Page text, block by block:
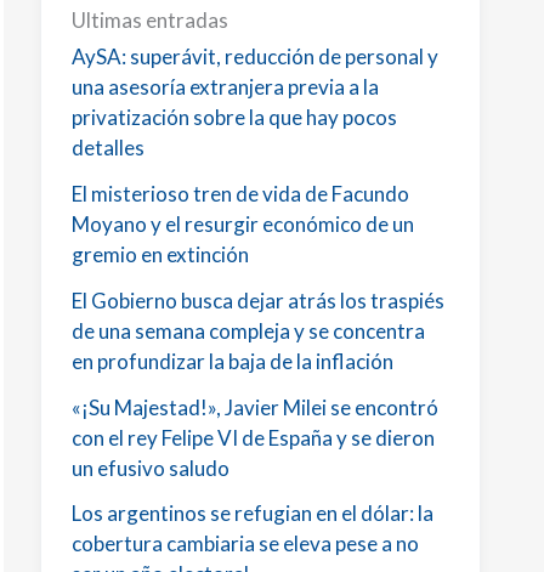
Ultimas entradas
AySA: superávit, reducción de personal y
una asesoría extranjera previa a la
privatización sobre la que hay pocos
detalles
El misterioso tren de vida de Facundo
Moyano y el resurgir económico de un
gremio en extinción
El Gobierno busca dejar atrás los traspiés
de una semana compleja y se concentra
en profundizar la baja de la inflación
«¡Su Majestad!», Javier Milei se encontró
con el rey Felipe VI de España y se dieron
un efusivo saludo
Los argentinos se refugian en el dólar: la
cobertura cambiaria se eleva pese a no